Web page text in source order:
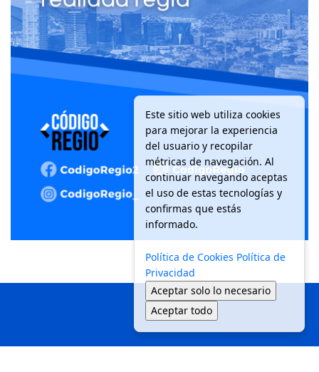
Este sitio web utiliza cookies
para mejorar la experiencia
del usuario y recopilar
métricas de navegación. Al
continuar navegando aceptas
el uso de estas tecnologías y
confirmas que estás
informado.
Política de Cookies Política de
Privacidad
Aceptar solo lo necesario
Aceptar todo